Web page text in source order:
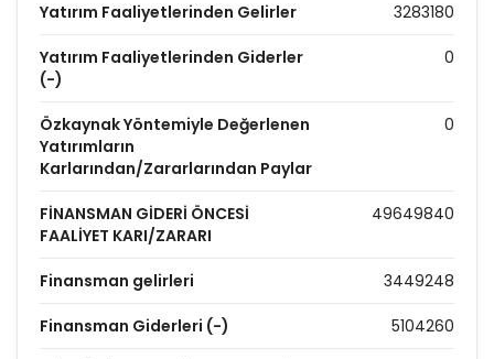
Yatırım Faaliyetlerinden Gelirler 3283180
Yatırım Faaliyetlerinden Giderler
(-)
0
Özkaynak Yöntemiyle Değerlenen
Yatırımların
Karlarından/Zararlarından Paylar
0
FİNANSMAN GİDERİ ÖNCESİ
FAALİYET KARI/ZARARI
49649840
Finansman gelirleri 3449248
Finansman Giderleri (-) 5104260